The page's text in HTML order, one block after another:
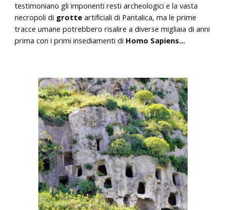
testimoniano gli imponenti resti archeologici e la vasta
necropoli di grotteartificiali di Pantalica, ma le prime
tracce umane potrebbero risalire a diverse migliaia di anni
prima con i primi insediamenti di Homo Sapiens...